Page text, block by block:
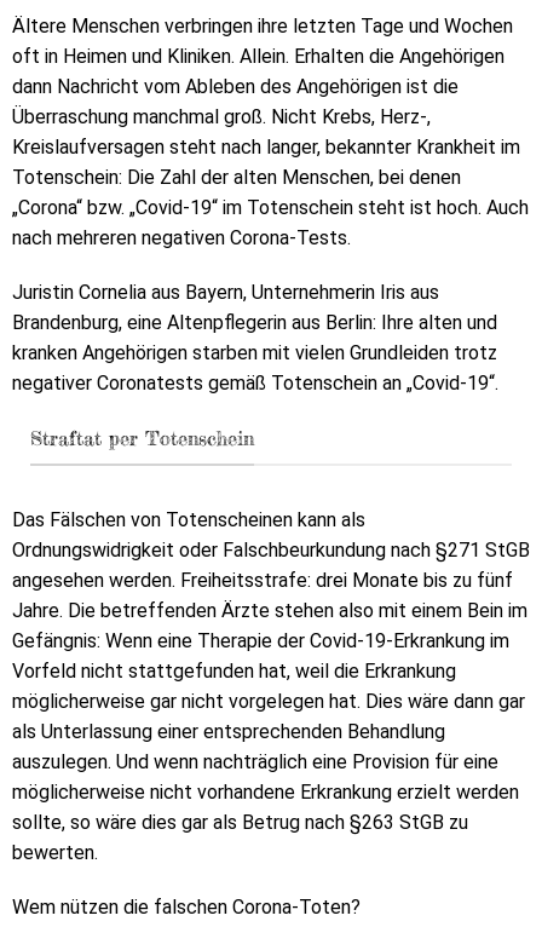
Ältere Menschen verbringen ihre letzten Tage und Wochen
oft in Heimen und Kliniken. Allein. Erhalten die Angehörigen
dann Nachricht vom Ableben des Angehörigen ist die
Überraschung manchmal groß. Nicht Krebs, Herz-,
Kreislaufversagen steht nach langer, bekannter Krankheit im
Totenschein: Die Zahl der alten Menschen, bei denen
„Corona“ bzw. „Covid-19“ im Totenschein steht ist hoch. Auch
nach mehreren negativen Corona-Tests.
Juristin Cornelia aus Bayern, Unternehmerin Iris aus
Brandenburg, eine Altenpflegerin aus Berlin: Ihre alten und
kranken Angehörigen starben mit vielen Grundleiden trotz
negativer Coronatests gemäß Totenschein an „Covid-19“.
Straftat per Totenschein
Das Fälschen von Totenscheinen kann als
Ordnungswidrigkeit oder Falschbeurkundung nach §271 StGB
angesehen werden. Freiheitsstrafe: drei Monate bis zu fünf
Jahre. Die betreffenden Ärzte stehen also mit einem Bein im
Gefängnis: Wenn eine Therapie der Covid-19-Erkrankung im
Vorfeld nicht stattgefunden hat, weil die Erkrankung
möglicherweise gar nicht vorgelegen hat. Dies wäre dann gar
als Unterlassung einer entsprechenden Behandlung
auszulegen. Und wenn nachträglich eine Provision für eine
möglicherweise nicht vorhandene Erkrankung erzielt werden
sollte, so wäre dies gar als Betrug nach §263 StGB zu
bewerten.
Wem nützen die falschen Corona-Toten?